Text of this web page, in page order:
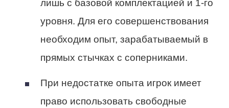
лишь с базовой комплектацией и 1-го
уровня. Для его совершенствования
необходим опыт, зарабатываемый в
прямых стычках с соперниками.
При недостатке опыта игрок имеет
право использовать свободные